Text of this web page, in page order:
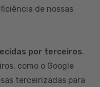
de nossas
por terceiros.
como o Google
terceirizadas para